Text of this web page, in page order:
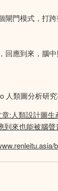
閘門模式，打
回應到來，腦
人類圖分析研
章:人類設計圖
到來也能被腦聲